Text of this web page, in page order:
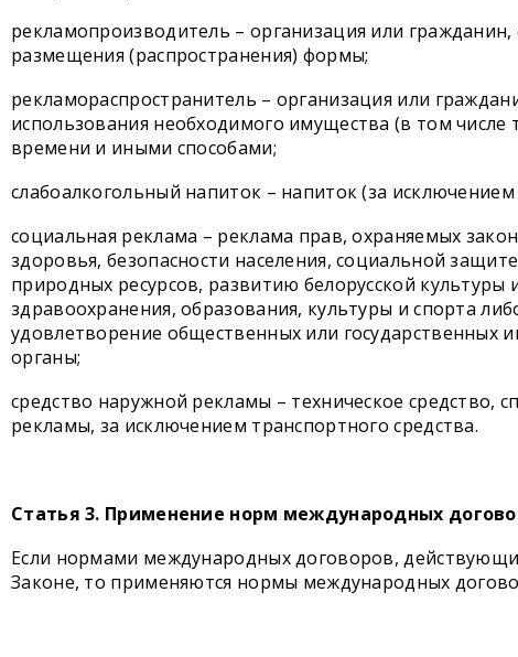
рекламопроизводитель – организация или
размещения (распространения) формы;
рекламораспространитель – организация или
использования необходимого имущества (в том числе
времени и иными способами;
слабоалкогольный напиток – напиток (за
социальная реклама – реклама прав, охраняемых
здоровья, безопасности населения, социальной
природных ресурсов, развитию белорусской культуры
здравоохранения, образования, культуры и спорта
удовлетворение общественных или государственных
органы;
средство наружной рекламы – техническое средство,
рекламы, за исключением транспортного средства.
Статья 3. Применение норм международных
Если нормами международных договоров,
Законе, то применяются нормы международных